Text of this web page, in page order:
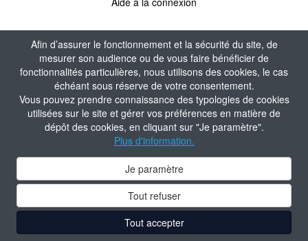
Afin d’assurer le fonctionnement et la sécurité du site, de
mesurer son audience ou de vous faire bénéficier de
fonctionnalités particulières, nous utilisons des cookies, le cas
échéant sous réserve de votre consentement.
Vous pouvez prendre connaissance des typologies de cookies
utilisées sur le site et gérer vos préférences en matière de
dépôt des cookies, en cliquant sur "Je paramètre".
Plus d'information.
Je paramètre
Tout refuser
Tout accepter